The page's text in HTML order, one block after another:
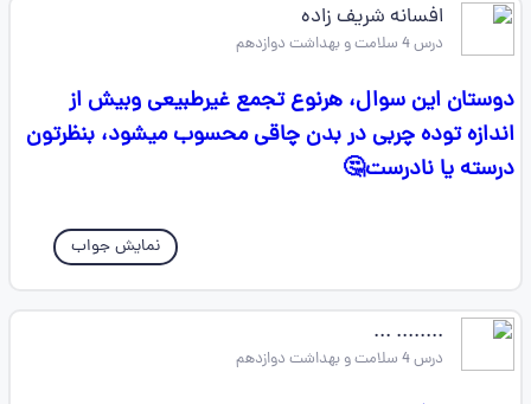
افسانه شریف زاده
درس 4 سلامت و بهداشت دوازدهم
دوستان این سوال، هرنوع تجمع غیرطبیعی وبیش از
اندازه توده چربی در بدن چاقی محسوب میشود، بنظرتون
درسته یا نادرست🤔
نمایش جواب
........ ...
درس 4 سلامت و بهداشت دوازدهم